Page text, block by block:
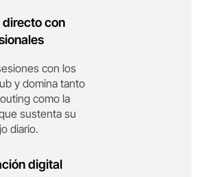
con
con los
y domina tanto
como la
sustenta su
diario.
digital